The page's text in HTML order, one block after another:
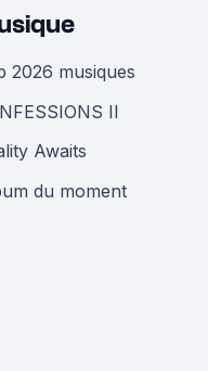
2026 musiques
II
Awaits
du moment